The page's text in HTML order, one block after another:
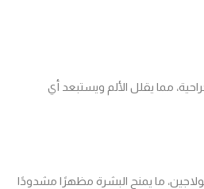
مما يقلل الألم ويستبعد أي
ما يمنح البشرة مظهرًا مشدودًا